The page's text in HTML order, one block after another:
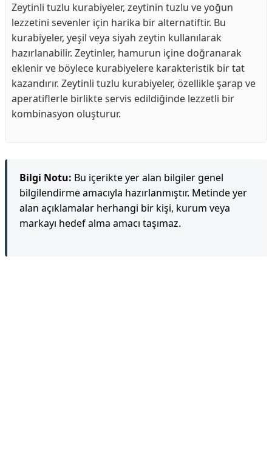
Zeytinli tuzlu kurabiyeler, zeytinin tuzlu ve yoğun
lezzetini sevenler için harika bir alternatiftir. Bu
kurabiyeler, yeşil veya siyah zeytin kullanılarak
hazırlanabilir. Zeytinler, hamurun içine doğranarak
eklenir ve böylece kurabiyelere karakteristik bir tat
kazandırır. Zeytinli tuzlu kurabiyeler, özellikle şarap ve
aperatiflerle birlikte servis edildiğinde lezzetli bir
kombinasyon oluşturur.
Bilgi Notu: Bu içerikte yer alan bilgiler genel
bilgilendirme amacıyla hazırlanmıştır. Metinde yer
alan açıklamalar herhangi bir kişi, kurum veya
markayı hedef alma amacı taşımaz.